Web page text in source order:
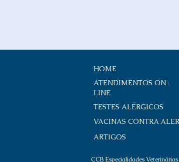
HOME
ATENDIMENTOS ON-
LINE
TESTES ALÉRGICOS
VACINAS CONTRA
ARTIGOS
CCB Especialidades